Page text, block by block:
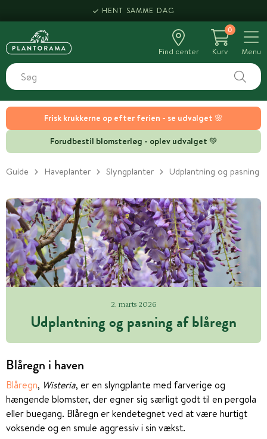
Frisk krukkerne op efter ferien - se udvalget 🌸
Forudbestil blomsterløg - oplev udvalget 💚
LEVERING FRA 69,-
Find center
0
Kurv
Menu
Guide Haveplanter Slyngplanter Udplantning og pasning
2. marts 2026
Udplantning og pasning af blåregn
Blåregn i haven
Blåregn, Wisteria, er en slyngplante med farverige og
hængende blomster, der egner sig særligt godt til en pergola
eller buegang. Blåregn er kendetegnet ved at være hurtigt
voksende og en smule aggressiv i sin vækst.